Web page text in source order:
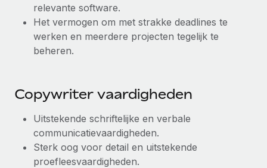
relevante software.
Het vermogen om met strakke deadlines te
werken en meerdere projecten tegelijk te
beheren.
Copywriter vaardigheden
Uitstekende schriftelijke en verbale
communicatievaardigheden.
Sterk oog voor detail en uitstekende
proefleesvaardigheden.